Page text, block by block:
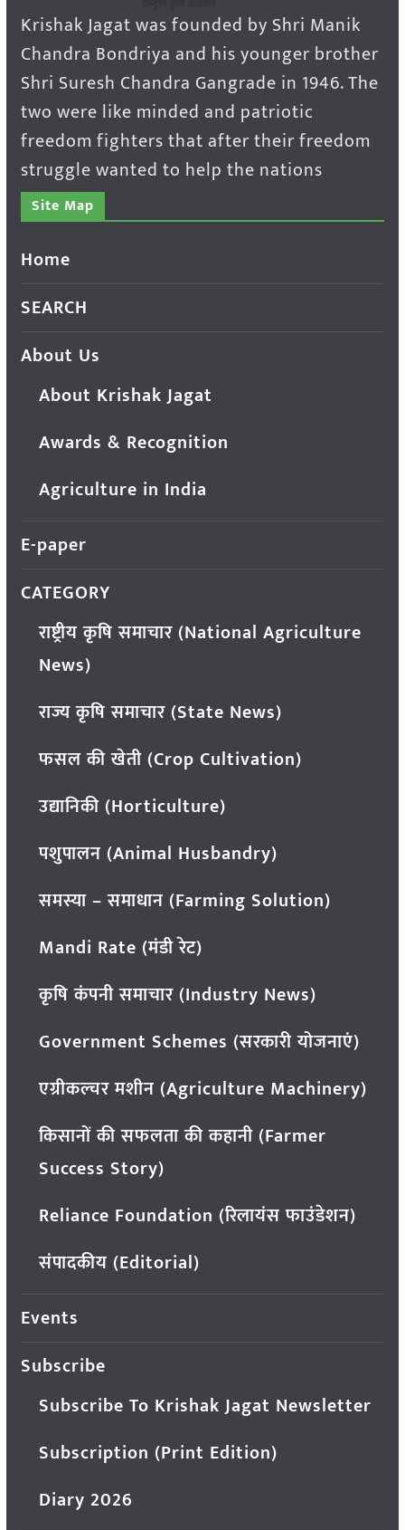
Krishak Jagat was founded by Shri Manik
Chandra Bondriya and his younger brother
Shri Suresh Chandra Gangrade in 1946. The
two were like minded and patriotic
freedom fighters that after their freedom
struggle wanted to help the nations
Site Map
Home
SEARCH
About Us
About Krishak Jagat
Awards & Recognition
Agriculture in India
E-paper
CATEGORY
राष्ट्रीय कृषि समाचार (National Agriculture
News)
राज्य कृषि समाचार (State News)
फसल की खेती (Crop Cultivation)
उद्यानिकी (Horticulture)
पशुपालन (Animal Husbandry)
समस्या – समाधान (Farming Solution)
Mandi Rate (मंडी रेट)
कृषि कंपनी समाचार (Industry News)
Government Schemes (सरकारी योजनाएं)
एग्रीकल्चर मशीन (Agriculture Machinery)
किसानों की सफलता की कहानी (Farmer
Success Story)
Reliance Foundation (रिलायंस फाउंडेशन)
संपादकीय (Editorial)
Events
Subscribe
Subscribe To Krishak Jagat Newsletter
Subscription (Print Edition)
Diary 2026